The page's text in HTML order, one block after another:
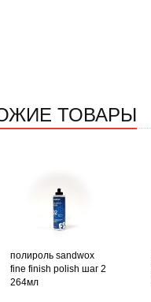
ТОВАРЫ
полироль sandwox
fine finish polish шаг 2
264мл